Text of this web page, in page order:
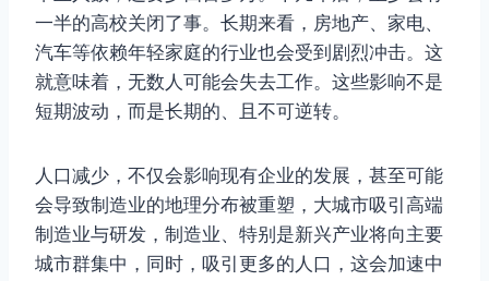
一半的高校关闭了事。长期来看，房地产、家电、
汽车等依赖年轻家庭的行业也会受到剧烈冲击。这
就意味着，无数人可能会失去工作。这些影响不是
短期波动，而是长期的、且不可逆转。
人口减少，不仅会影响现有企业的发展，甚至可能
会导致制造业的地理分布被重塑，大城市吸引高端
制造业与研发，制造业、特别是新兴产业将向主要
城市群集中，同时，吸引更多的人口，这会加速中